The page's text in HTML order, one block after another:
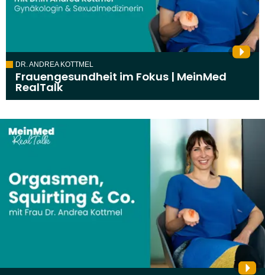
DR. ANDREA KOTTMEL
Frauengesundheit im Fokus | MeinMed
RealTalk